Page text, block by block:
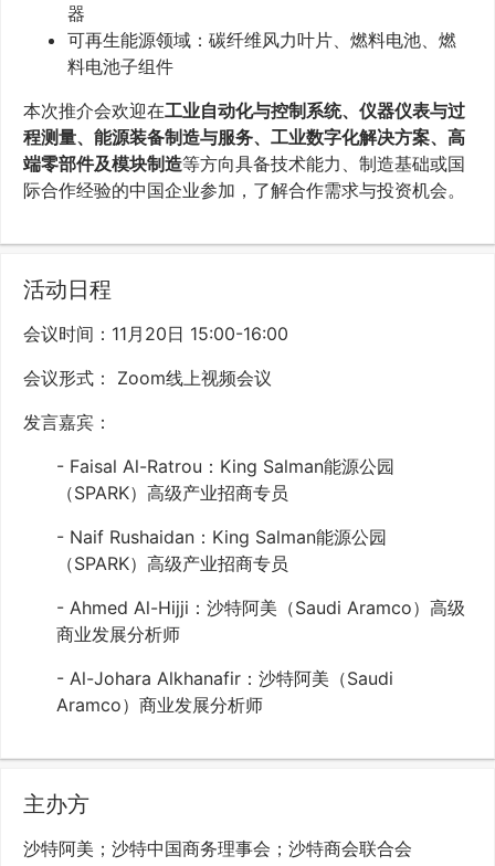
器
可再生能源领域：碳纤维风力叶片、燃料电池、燃
料电池子组件
本次推介会欢迎在工业自动化与控制系统、仪器仪表与过
程测量、能源装备制造与服务、工业数字化解决方案、高
端零部件及模块制造等方向具备技术能力、制造基础或国
际合作经验的中国企业参加，了解合作需求与投资机会。
活动日程
会议时间：11月20日 15:00-16:00
会议形式： Zoom线上视频会议
发言嘉宾：
- Faisal Al-Ratrou：King Salman能源公园
（SPARK）高级产业招商专员
- Naif Rushaidan：King Salman能源公园
（SPARK）高级产业招商专员
- Ahmed Al-Hijji：沙特阿美（Saudi Aramco）高级
商业发展分析师
- Al-Johara Alkhanafir：沙特阿美（Saudi
Aramco）商业发展分析师
主办方
沙特阿美；沙特中国商务理事会；沙特商会联合会